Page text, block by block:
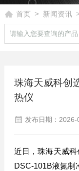
首页 > 新闻资讯>
珠海天威科创
热仪
发布日期：2026-
近日，珠海天威
DSC-101B液氮制